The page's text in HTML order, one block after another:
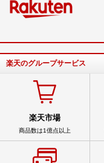
楽天のグループサービス
楽天市場
商品数は1億点以上